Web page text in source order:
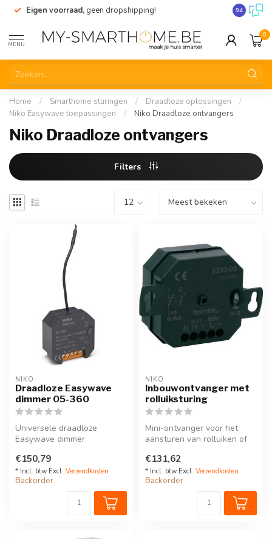
Eigen voorraad, geen dropshipping! 9.4
MENU
0
Home / Smarthome sturingen / Draadloze oplossingen
/
Niko Easywave toepassingen
/ Niko Draadloze ontvangers
Niko Draadloze ontvangers
Filters
NIKO
Draadloze Easywave
dimmer 05-360
Universele draadloze
Easywave dimmer
€150,79
* Incl. btw Excl. Verzendkosten
Backorder
NIKO
Inbouwontvanger met
rolluiksturing
Mini-ontvanger voor het
aansturen van rolluiken of
ingebouwd i...
€131,62
* Incl. btw Excl. Verzendkosten
Backorder